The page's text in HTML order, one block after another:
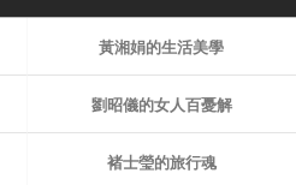
黃湘娟的生活美學
劉昭儀的女人百憂解
褚士瑩的旅行魂